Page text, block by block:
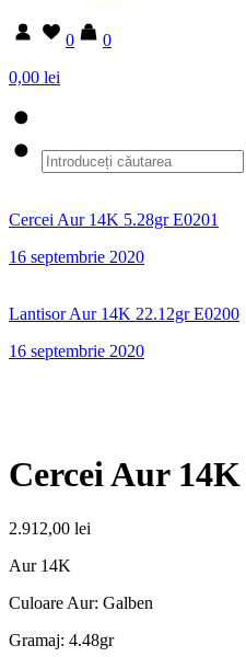
0
0
0,00 lei
Cercei Aur 14K 5.28gr E0201
16 septembrie 2020
Lantisor Aur 14K 22.12gr E0200
16 septembrie 2020
Cercei Aur
2.912,00 lei
Aur 14K
Culoare Aur: Galben
Gramaj: 4.48gr